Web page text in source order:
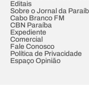
Editais
Sobre o Jornal da
Cabo Branco FM
CBN Paraíba
Expediente
Comercial
Fale Conosco
Política de Privacidade
Espaço Opinião